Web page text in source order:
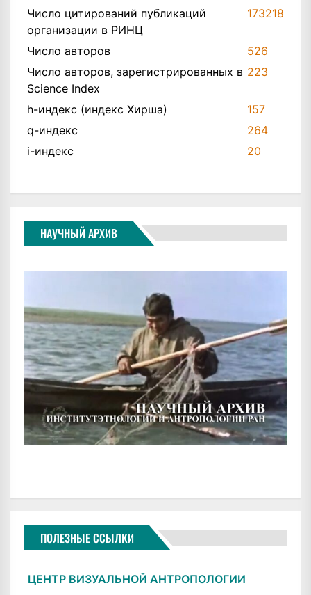
Число цитирований публикаций
организации в РИНЦ
173218
Число авторов
526
Число авторов, зарегистрированных в
Science Index
223
h-индекс (индекс Хирша)
157
q-индекс
264
i-индекс
20
НАУЧНЫЙ АРХИВ
ПОЛЕЗНЫЕ ССЫЛКИ
ЦЕНТР ВИЗУАЛЬНОЙ АНТРОПОЛОГИИ